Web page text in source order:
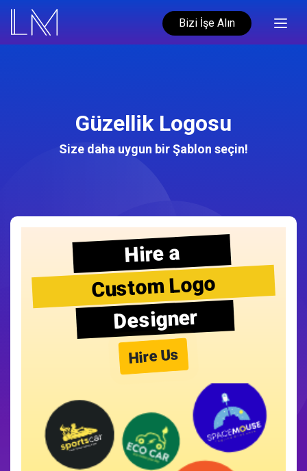
Bizi İşe Alın
Güzellik Logosu
Size daha uygun bir Şablon seçin!
Hire a
Custom Logo
Designer
Hire Us